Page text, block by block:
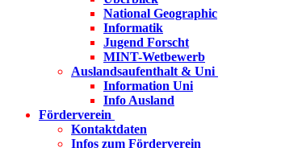
National Geographic
Informatik
Jugend Forscht
MINT-Wetbewerb
Auslandsaufenthalt & Uni
Information Uni
Info Ausland
Förderverein
Kontaktdaten
Infos zum Förderverein